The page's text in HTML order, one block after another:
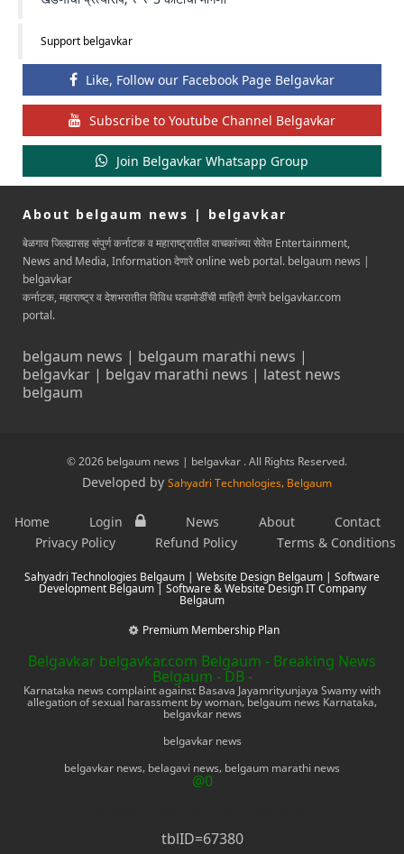
Support belgavkar
Like, Follow our Facebook Page Belgavkar
Subscribe to Youtube Channel Belgavkar
Join Belgavkar Whatsapp Group
About belgaum news | belgavkar
बेळगाव जिल्ह्यासह संपुर्ण कर्नाटक व महाराष्ट्रातील वाचकांच्या सेवेत Entertainment,
News and Media, Information देणारे online web portal. belgaum news |
belgavkar
कर्नाटक, महाराष्ट्र व देशभरातील विविध घडामोडींची माहिती देणारे belgavkar.com
portal.
belgaum news | belgaum marathi news |
belgavkar | belgav marathi news | latest news
belgaum
© 2026 belgaum news | belgavkar . All Rights Reserved.
Developed by Sahyadri Technologies, Belgaum
Home Login News About
Contact
Privacy Policy
Refund Policy Terms & Conditions
Sahyadri Technologies Belgaum | Website Design Belgaum | Software
Development Belgaum | Software & Website Design IT Company
Belgaum
Premium Membership Plan
Belgavkar belgavkar.com Belgaum - Breaking News
Belgaum - DB -
Karnataka news complaint against Basava Jayamrityunjaya Swamy with
allegation of sexual harassment by woman, belgaum news Karnataka,
belgavkar news
belgavkar news
belgavkar news, belagavi news, belgaum marathi news
@0
tblID=67380